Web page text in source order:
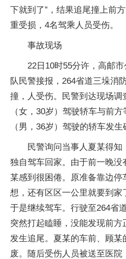
下就到了”，结果追尾撞上前
重受损，4名驾乘人员受伤。
事故现场
22日10时55分许，高邮
队民警接报，264省道三垛消
撞，人受伤。民警到达现场调
（女，30岁）驾驶轿车与前
（男，36岁）驾驶的轿车发生
民警询问当事人夏某得
独自驾车回家。由于前一晚没
某感到很困倦。原准备靠边
想，还有区区一公里就要到家
于是继续驾车。行驶至264省
突然打起瞌睡，没能发现前
发生追尾。夏某的车前、顾某
废。随后受伤人员被送至医院